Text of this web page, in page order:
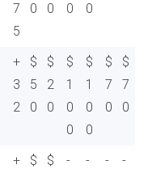
7
5
0
0
0
0
+
3
2
$
5
0
$
2
0
$
1
0
0
$
1
0
0
$
7
0
$
7
0
+
$
$
- - - -